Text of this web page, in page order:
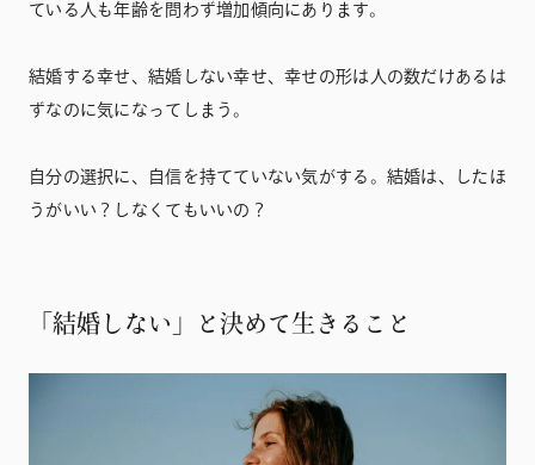
ている人も年齢を問わず増加傾向にあります。
結婚する幸せ、結婚しない幸せ、幸せの形は人の数だけあるは
ずなのに気になってしまう。
自分の選択に、自信を持てていない気がする。結婚は、したほ
うがいい？しなくてもいいの？
「結婚しない」と決めて生きること